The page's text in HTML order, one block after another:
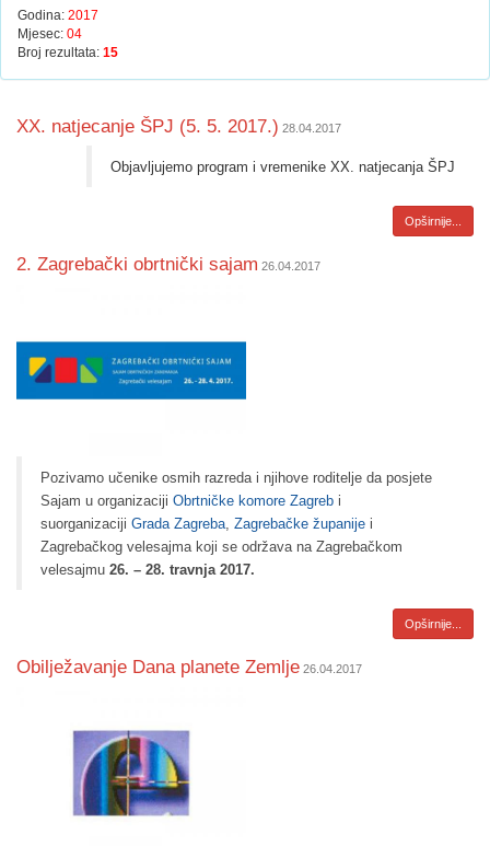
Godina: 2017
Mjesec: 04
Broj rezultata: 15
XX. natjecanje ŠPJ (5. 5. 2017.) 28.04.2017
​Objavljujemo program i vremenike XX. natjecanja ŠPJ
Opširnije...
2. Zagrebački obrtnički sajam 26.04.2017
Pozivamo učenike osmih razreda i njihove roditelje da posjete
Sajam u organizaciji Obrtničke komore Zagreb i
suorganizaciji Grada Zagreba, Zagrebačke županije i
Zagrebačkog velesajma koji se održava na Zagrebačkom
velesajmu 26. – 28. travnja 2017.
Opširnije...
Obilježavanje Dana planete Zemlje 26.04.2017